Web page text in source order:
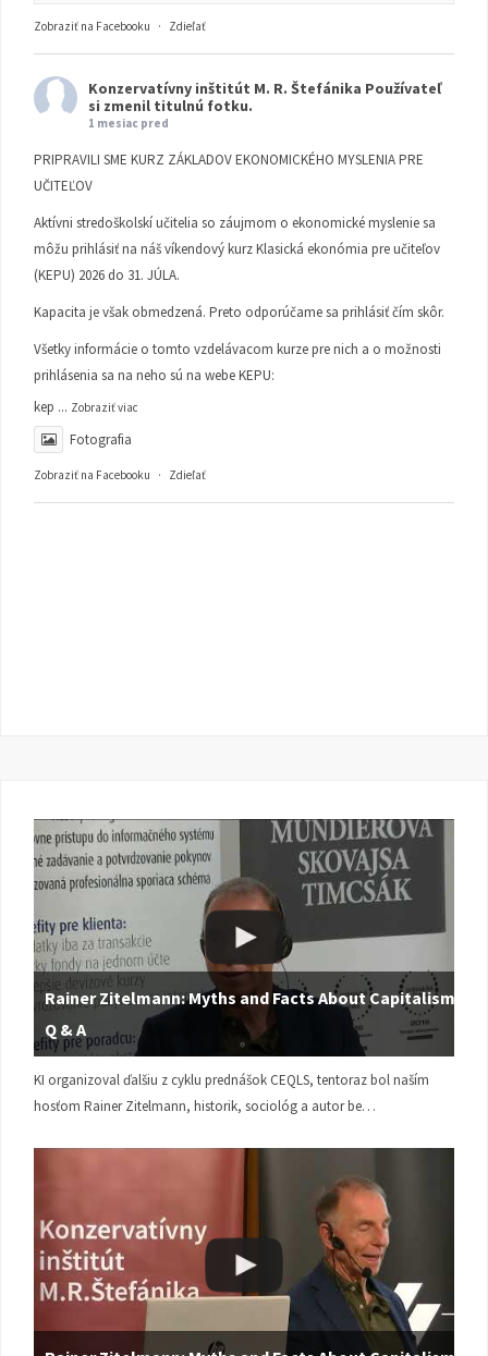
Zobraziť na Facebooku · Zdieľať
Konzervatívny inštitút M. R. Štefánika Používateľ
si zmenil titulnú fotku.
1 mesiac pred
PRIPRAVILI SME KURZ ZÁKLADOV EKONOMICKÉHO MYSLENIA PRE
UČITEĽOV
Aktívni stredoškolskí učitelia so záujmom o ekonomické myslenie sa
môžu prihlásiť na náš víkendový kurz Klasická ekonómia pre učiteľov
(KEPU) 2026 do 31. JÚLA.
Kapacita je však obmedzená. Preto odporúčame sa prihlásiť čím skôr.
Všetky informácie o tomto vzdelávacom kurze pre nich a o možnosti
prihlásenia sa na neho sú na webe KEPU:
kep ... Zobraziť viac
Fotografia
Zobraziť na Facebooku · Zdieľať
Rainer Zitelmann: Myths and Facts About Capitalism |
Q & A
KI organizoval ďalšiu z cyklu prednášok CEQLS, tentoraz bol naším
hosťom Rainer Zitelmann, historik, sociológ a autor be…